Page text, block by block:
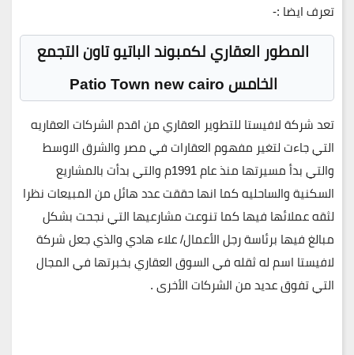
تعرف ايضا :-
المطور العقاري لكمبوند الباتيو تاون التجمع
الخامس Patio Town new cairo
تعد شركة لافيستا للتطوير العقاري من اقدم الشركات العقاريه
التي جاءت لتغير مفهوم العقارات في مصر والشرق الاوسط
والتي بدأ مسيرتها منذ عام 1991م والتي بدأت بالمشاريع
السكنية والساحليه كما انها حققت عدد هائل من المبيعات نظرا
لثقه عملائها فيها كما تنوعت مشارعيها التي نجحت بشكل
مبالغ فيها برئاسة رجل الأعمال/ علاء هادي والذي جعل شركة
لافيستا اسم له ثقله في السوق العقاري بخبرتها في المجال
التي تفوق عديد من الشركات الأخرى .